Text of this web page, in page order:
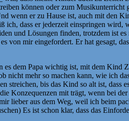
können oder zum
er zu Hause ist, auch mit den
dass er jederzeit einspringen
und Lösungen finden, trotzdem ist es
mir eingefordert. Er hat gesagt,
dem Papa wichtig ist, mit dem Kind
nicht mehr so machen kann, wie ich
bis das Kind so alt ist, dass
Konzequenzen mit trägt, wenn bei
lieber aus dem Weg, weil ich beim
Es ist schon klar, dass das